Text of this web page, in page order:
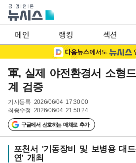
메인 랭킹 섹션
軍, 실제 야전환경서 소형
계 검증
기사등록 2026/06/04 17:30:00
최종수정 2026/06/04 21:50:24
구글에서 선호하는 매체로 추가
포천서 '기동장비 및 보병용 대
연' 개최